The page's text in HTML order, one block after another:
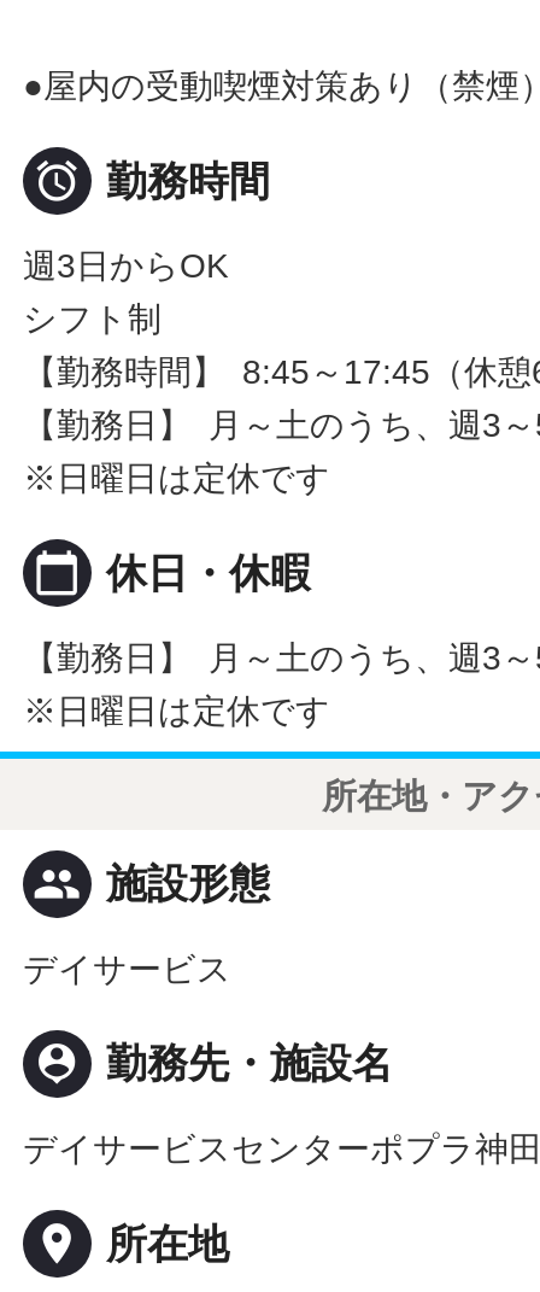
●屋内の受動喫煙対策あり（禁煙
 勤務時間
週3日からOK
シフト制
【勤務時間】 8:45～17:45（休
【勤務日】 月～土のうち、週3
※日曜日は定休です
calendar_today 休日・休暇
【勤務日】 月～土のうち、週3
※日曜日は定休です
所在地・ア
people 施設形態
デイサービス
person_pin 勤務先・施設名
デイサービスセンターポプラ神
place 所在地